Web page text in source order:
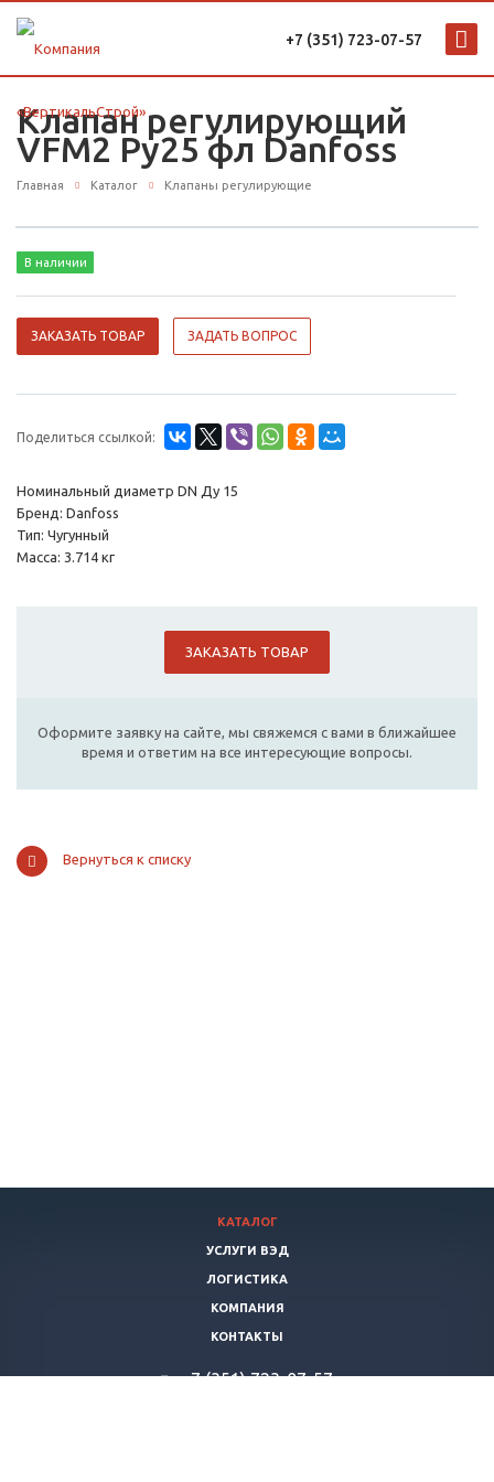
+7 (351) 723-07-57
Клапан регулирующий
VFM2 Ру25 фл Danfoss
Главная Каталог Клапаны регулирующие
В наличии
ЗАКАЗАТЬ ТОВАР ЗАДАТЬ ВОПРОС
Поделиться ссылкой:
Номинальный диаметр DN Ду 15
Бренд: Danfoss
Тип: Чугунный
Масса: 3.714 кг
ЗАКАЗАТЬ ТОВАР
Оформите заявку на сайте, мы свяжемся с вами в ближайшее
время и ответим на все интересующие вопросы.
Вернуться к списку
КАТАЛОГ
УСЛУГИ ВЭД
ЛОГИСТИКА
КОМПАНИЯ
КОНТАКТЫ
+7 (351) 723-07-57